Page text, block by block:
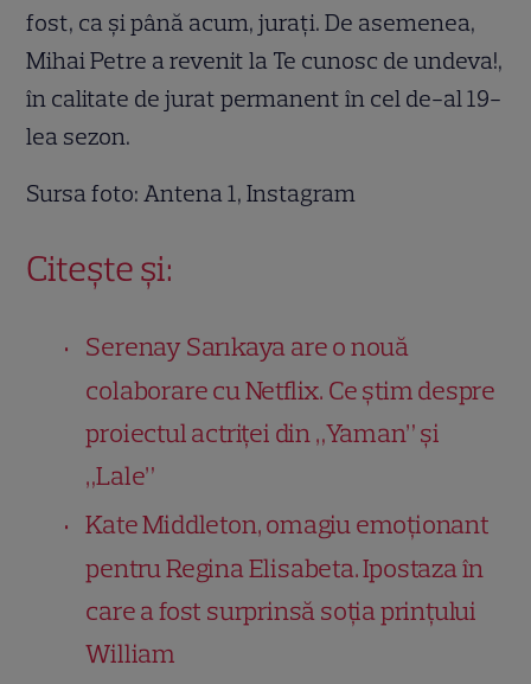
fost, ca și până acum, jurați. De asemenea,
Mihai Petre a revenit la Te cunosc de undeva!,
în calitate de jurat permanent în cel de-al 19-
lea sezon.
Sursa foto: Antena 1, Instagram
Citește și:
Serenay Sarıkaya are o nouă
colaborare cu Netflix. Ce știm despre
proiectul actriței din „Yaman” și
„Lale”
Kate Middleton, omagiu emoționant
pentru Regina Elisabeta. Ipostaza în
care a fost surprinsă soția prințului
William